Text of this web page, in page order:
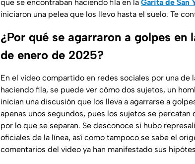
que se encontraban haciendo fila en la Garita de San
iniciaron una pelea que los llevo hasta el suelo. Te
¿Por qué se agarraron a golpes
de enero de 2025?
En el video compartido en redes sociales por una de
haciendo fila, se puede ver cómo dos sujetos, un
inician una discusión que los lleva a agarrarse a
apenas unos segundos, pues los sujetos se percatan
por lo que se separan. Se desconoce si hubo
oficiales de la línea, así como tampoco se sabe el
comentarios del video ya han manifestado sus